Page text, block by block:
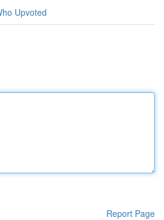
Upvoted
Report Page